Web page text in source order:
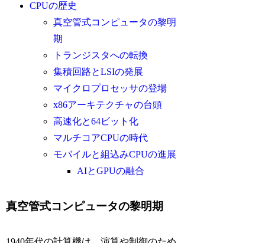
CPUの歴史
真空管式コンピュータの黎明
期
トランジスタへの転換
集積回路とLSIの発展
マイクロプロセッサの登場
x86アーキテクチャの台頭
高速化と64ビット化
マルチコアCPUの時代
モバイルと組込みCPUの進展
AIとGPUの融合
真空管式コンピュータの黎明期